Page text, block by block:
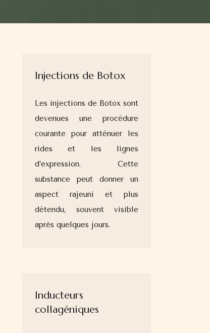
Injections de Botox
Les injections de Botox sont
devenues une procédure
courante pour atténuer les
rides et les lignes
d’expression. Cette
substance peut donner un
aspect rajeuni et plus
détendu, souvent visible
après quelques jours.
Inducteurs
collagéniques